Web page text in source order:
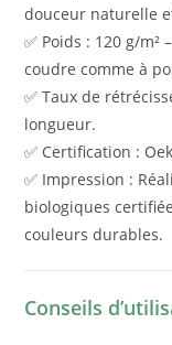
douceur naturelle
✅ Poids : 120 g/
coudre comme à
✅ Taux de
longueur.
✅ Certification :
✅ Impression :
biologiques
couleurs durables.
Conseils